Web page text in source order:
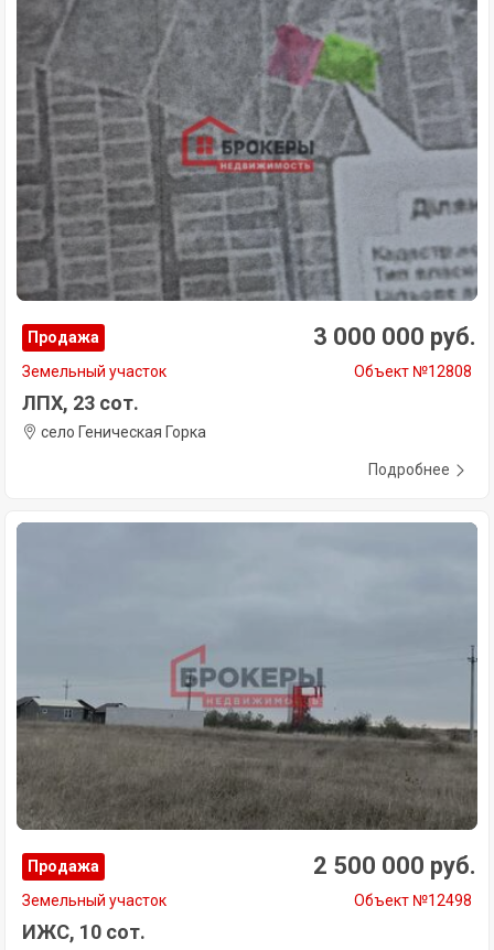
Продажа 3 000 000 руб.
Земельный участок Объект №12808
ЛПХ, 23 сот.
село Геническая Горка
Подробнее
Продажа 2 500 000 руб.
Земельный участок Объект №12498
ИЖС, 10 сот.